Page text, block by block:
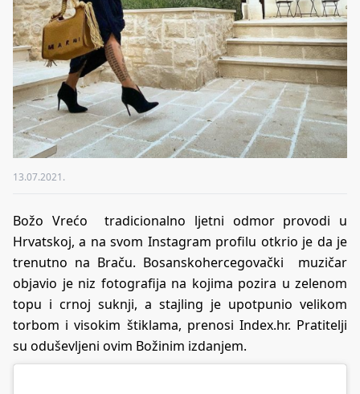
13.07.2021.
Božo Vrećo tradicionalno ljetni odmor provodi u
Hrvatskoj, a na svom Instagram profilu otkrio je da je
trenutno na Braču. Bosanskohercegovački muzičar
objavio je niz fotografija na kojima pozira u zelenom
topu i crnoj suknji, a stajling je upotpunio velikom
torbom i visokim štiklama, prenosi Index.hr. Pratitelji
su oduševljeni ovim Božinim izdanjem.